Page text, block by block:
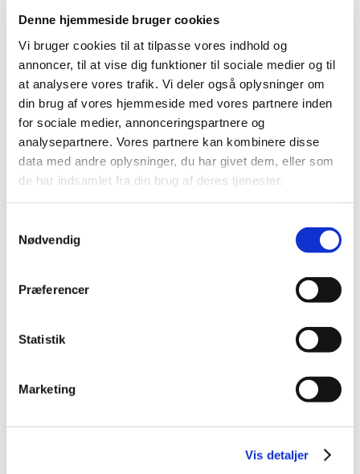
Denne hjemmeside bruger cookies
Vi bruger cookies til at tilpasse vores indhold og
annoncer, til at vise dig funktioner til sociale medier og til
at analysere vores trafik. Vi deler også oplysninger om
din brug af vores hjemmeside med vores partnere inden
for sociale medier, annonceringspartnere og
analysepartnere. Vores partnere kan kombinere disse
data med andre oplysninger, du har givet dem, eller som
de har indsamlet fra din brug af deres tjenester.
Nødvendig
Præferencer
Statistik
Marketing
Vis detaljer
2019 (159)
2018 (150)
2017 (167)
2016 (167)
2015 (33)
2014 (44)
2013 (49)
2012 (44)
2011 (13)
2009 (14)
november (1)
september (2)
april (2)